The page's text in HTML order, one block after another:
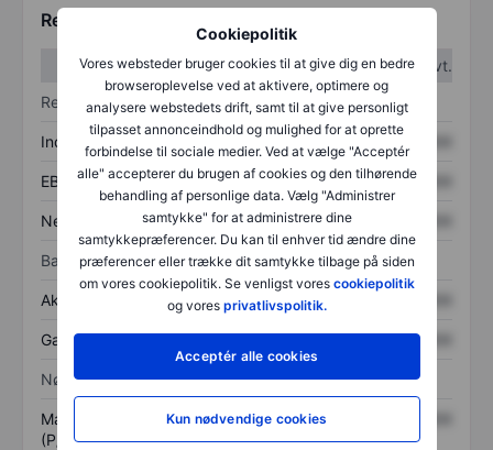
Cookiepolitik
Vores websteder bruger cookies til at give dig en bedre
browseroplevelse ved at aktivere, optimere og
analysere webstedets drift, samt til at give personligt
tilpasset annonceindhold og mulighed for at oprette
forbindelse til sociale medier. Ved at vælge "Acceptér
alle" accepterer du brugen af cookies og den tilhørende
behandling af personlige data. Vælg "Administrer
samtykke" for at administrere dine
samtykkepræferencer. Du kan til enhver tid ændre dine
præferencer eller trække dit samtykke tilbage på siden
om vores cookiepolitik. Se venligst vores cookiepolitik
og vores privatlivspolitik.
Acceptér alle cookies
Kun nødvendige cookies
Regnskabstal
1. kvt.
2. kvt.
Resultatopgørelse
Indtægter XXXXXXX XXXXXXX
EBITDA XXXXXXX XXXXXXX
Nettoresultat XXXXXXX
Balance
Aktiver i alt XXXXXXX
Gæld XXXXXXX XXXXXXX
Nøgletal
Markedsværdi/omsætning
(P/S)
XXXXXXX